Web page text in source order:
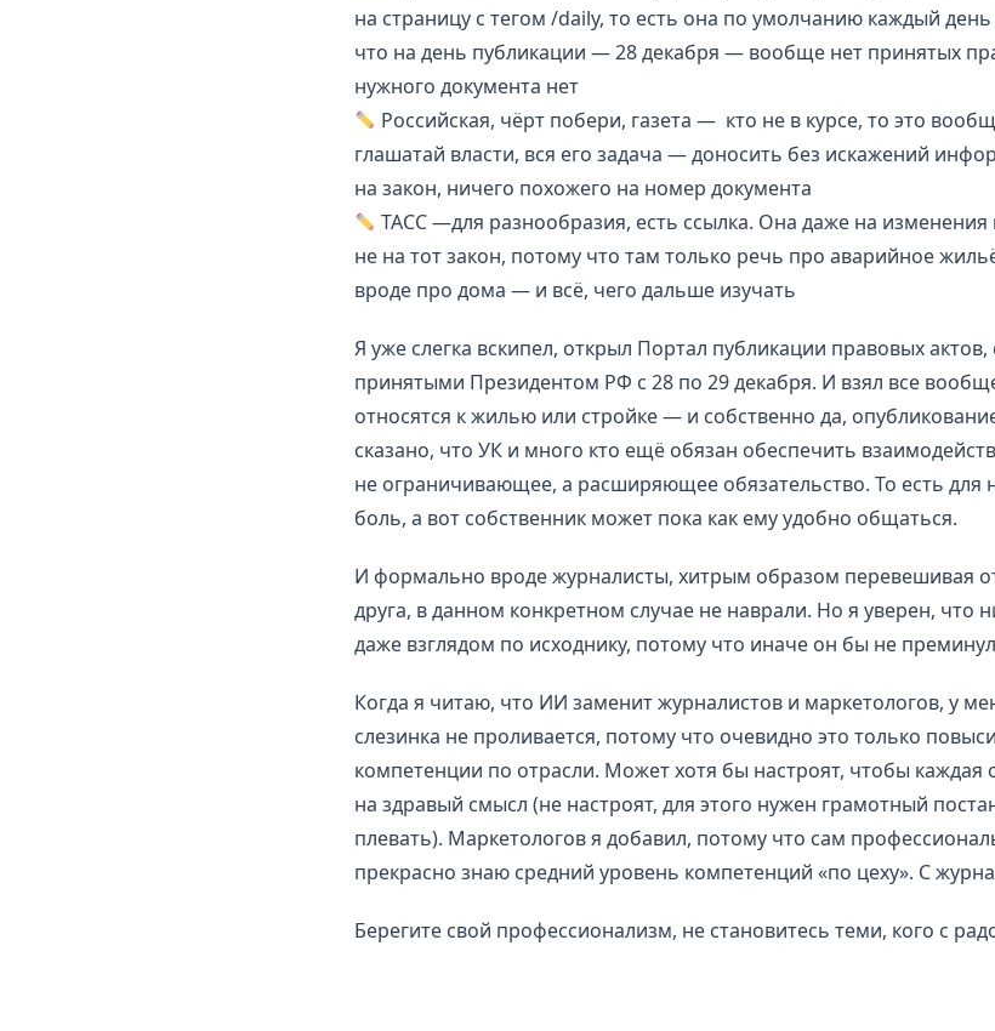
на страницу с тегом /daily, то есть она по умолчанию каждый
что на день публикации — 28 декабря — вообще нет принятых
нужного документа нет
Российская, чёрт побери, газета — кто не в курсе, то это
глашатай власти, вся его задача — доносить без искажений
на закон, ничего похожего на номер документа
ТАСС —для разнообразия, есть ссылка. Она даже на
не на тот закон, потому что там только речь про аварийное
вроде про дома — и всё, чего дальше изучать
Я уже слегка вскипел, открыл Портал публикации правовых
принятыми Президентом РФ с 28 по 29 декабря. И взял все
относятся к жилью или стройке — и собственно да,
сказано, что УК и много кто ещё обязан обеспечить
не ограничивающее, а расширяющее обязательство. То есть для
боль, а вот собственник может пока как ему удобно общаться.
И формально вроде журналисты, хитрым образом перевешивая
друга, в данном конкретном случае не наврали. Но я уверен, что
даже взглядом по исходнику, потому что иначе он бы не
Когда я читаю, что ИИ заменит журналистов и маркетологов, у
слезинка не проливается, потому что очевидно это только
компетенции по отрасли. Может хотя бы настроят, чтобы каждая
на здравый смысл (не настроят, для этого нужен грамотный
плевать). Маркетологов я добавил, потому что сам
прекрасно знаю средний уровень компетенций «по цеху». С
Берегите свой профессионализм, не становитесь теми, кого с